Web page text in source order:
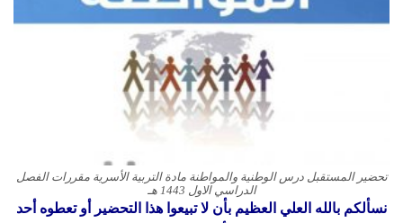
تحضير المستقبل درس الوطنية والمواطنة مادة التربية الأسرية مقررات الفصل
الدراسي الاول 1443 هـ
نسألكم بالله العلي العظيم بأن لا تبيعوا هذا التحضير أو تعطوه أحد